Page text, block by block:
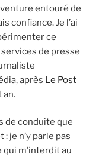
entouré de
confiance. Je l’ai
ce
de presse
après Le Post
an.
de conduite que
je n’y parle pas
m’interdit au